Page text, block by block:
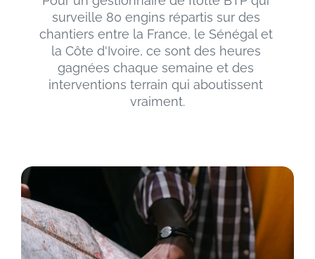
surveille 80 engins répartis sur des
chantiers entre la France, le Sénégal et
la Côte d'Ivoire, ce sont des heures
gagnées chaque semaine et des
interventions terrain qui aboutissent
vraiment.